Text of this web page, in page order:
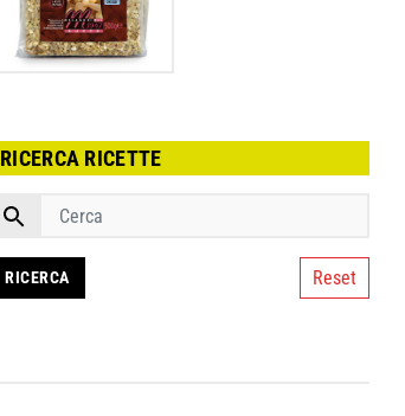
RICERCA RICETTE
Reset